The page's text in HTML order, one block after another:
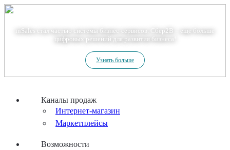
inSales стал частью системы бизнес-сервисов. Сбер2В – еще больше
цифровых решений для развития бизнеса!
Узнать больше
Каналы продаж
Интернет-магазин
Маркетплейсы
Возможности